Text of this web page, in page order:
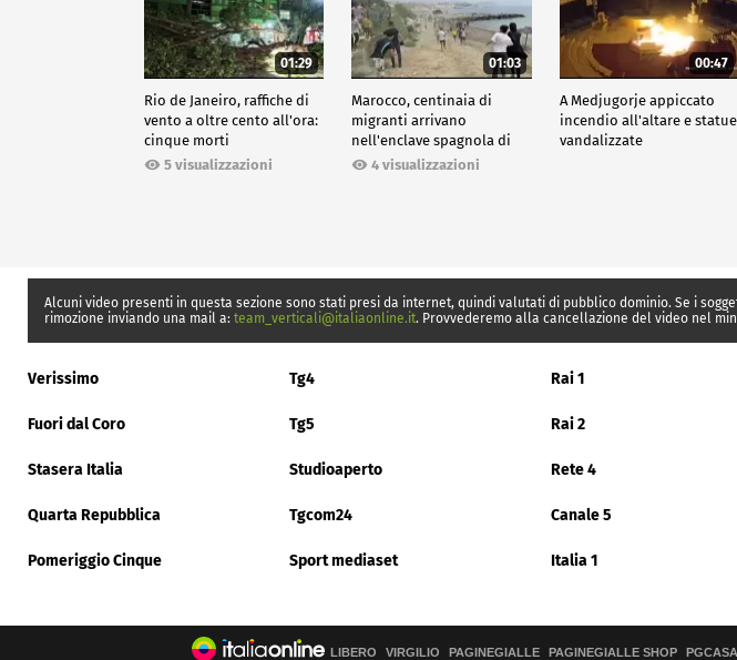
01:29
Rio de Janeiro, raffiche di
vento a oltre cento all'ora:
cinque morti
5 visualizzazioni
01:03
Marocco, centinaia di
migranti arrivano
nell'enclave spagnola di
Ceuta4 visualizzazioni
00:47
A Medjugorje appiccato
incendio all'altare e statue
vandalizzate
Alcuni video presenti in questa sezione sono stati presi da internet, quindi valutati di pubblico dominio. Se i
rimozione inviando una mail a: team_verticali@italiaonline.it. Provvederemo alla cancellazione del video nel
Verissimo Tg4 Rai 1
Fuori dal Coro Tg5 Rai 2
Stasera Italia Studioaperto Rete 4
Quarta Repubblica Tgcom24 Canale 5
Pomeriggio Cinque Sport mediaset Italia 1
LIBERO VIRGILIO PAGINEGIALLE PAGINEGIALLE SHOP PGCASA